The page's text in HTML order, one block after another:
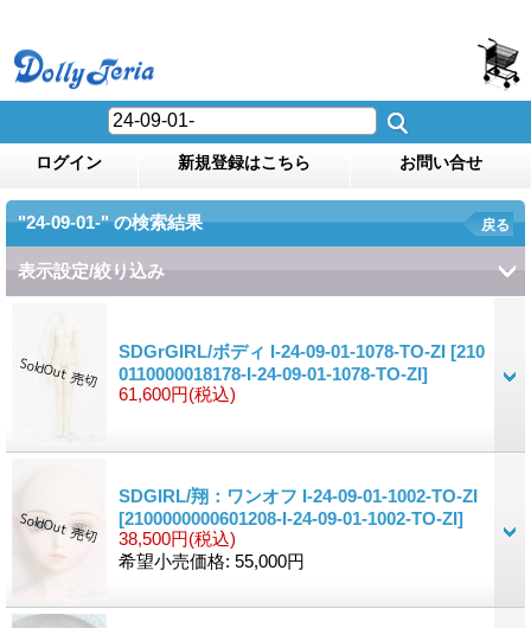
ログイン 新規登録はこちら お問い合せ
"24-09-01-"の検索結果 戻る
表示設定/絞り込み
SDGrGIRL/ボディ I-24-09-01-1078-TO-ZI [210
0110000018178-I-24-09-01-1078-TO-ZI]
61,600円(税込)
SDGIRL/翔：ワンオフ I-24-09-01-1002-TO-ZI
[2100000000601208-I-24-09-01-1002-TO-ZI]
38,500円(税込)
希望小売価格: 55,000円